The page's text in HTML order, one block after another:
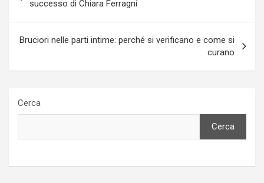
successo di Chiara Ferragni
Bruciori nelle parti intime: perché si verificano e come si
curano
Cerca
Cerca